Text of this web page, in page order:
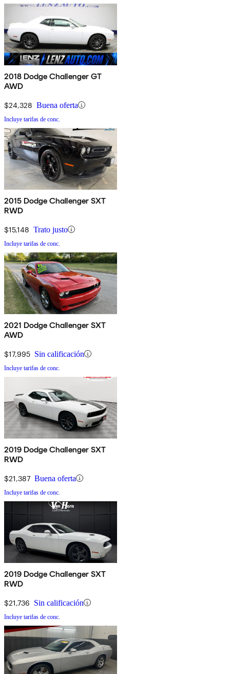
2018 Dodge Challenger GT
AWD
$24,328 Buena oferta
Incluye tarifas de conc.
2015 Dodge Challenger SXT
RWD
$15,148 Trato justo
Incluye tarifas de conc.
2021 Dodge Challenger SXT
AWD
$17,995 Sin calificación
Incluye tarifas de conc.
2019 Dodge Challenger SXT
RWD
$21,387 Buena oferta
Incluye tarifas de conc.
2019 Dodge Challenger SXT
RWD
$21,736 Sin calificación
Incluye tarifas de conc.